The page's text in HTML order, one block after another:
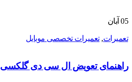
05 آبان
تعمیرات,تعمیرات تخصصی موبایل
راهنمای تعویض ال سی دی گلکسی a41